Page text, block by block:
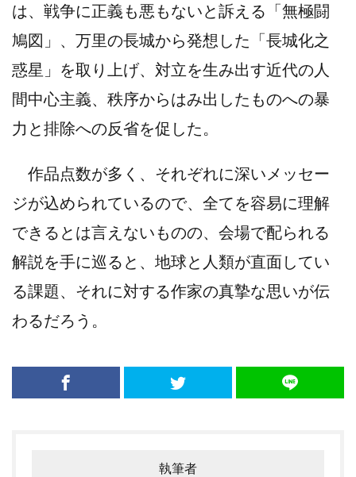
は、戦争に正義も悪もないと訴える「無極闘
鳩図」、万里の長城から発想した「長城化之
惑星」を取り上げ、対立を生み出す近代の人
間中心主義、秩序からはみ出したものへの暴
力と排除への反省を促した。
作品点数が多く、それぞれに深いメッセー
ジが込められているので、全てを容易に理解
できるとは言えないものの、会場で配られる
解説を手に巡ると、地球と人類が直面してい
る課題、それに対する作家の真摯な思いが伝
わるだろう。
執筆者